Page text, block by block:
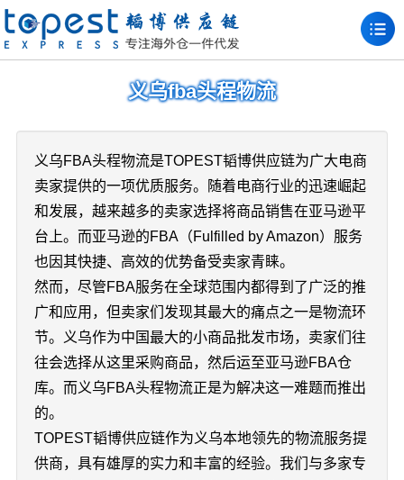
义乌fba头程物流
义乌FBA头程物流是TOPEST韬博供应链为广大电商
卖家提供的一项优质服务。随着电商行业的迅速崛起
和发展，越来越多的卖家选择将商品销售在亚马逊平
台上。而亚马逊的FBA（Fulfilled by Amazon）服务
也因其快捷、高效的优势备受卖家青睐。
然而，尽管FBA服务在全球范围内都得到了广泛的推
广和应用，但卖家们发现其最大的痛点之一是物流环
节。义乌作为中国最大的小商品批发市场，卖家们往
往会选择从这里采购商品，然后运至亚马逊FBA仓
库。而义乌FBA头程物流正是为解决这一难题而推出
的。
TOPEST韬博供应链作为义乌本地领先的物流服务提
供商，具有雄厚的实力和丰富的经验。我们与多家专